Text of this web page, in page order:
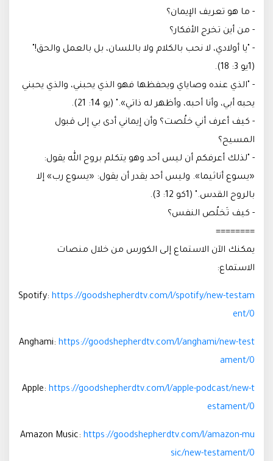
- ما هو تعريف الإيمان؟
- من أين تخرج الأفكار؟
- "يا أولادي، لا نحب بالكلام ولا باللسان، بل بالعمل والحق!"
(1يو 3: 18).
- "الذي عنده وصاياي ويحفظها فهو الذي يحبني، والذي يحبني
يحبه أبي، وأنا أحبه، وأظهر له ذاتي»." (يو 14: 21).
- كيف أعرف أني خلُصت؟ وأن إيماني أدى بي إلى قبول
المسيح؟
- "لذلك أعرفكم أن ليس أحد وهو يتكلم بروح الله يقول:
«يسوع أناثيما». وليس أحد يقدر أن يقول: «يسوع رب» إلا
بالروح القدس." (1كو 12: 3).
- كيف تَخلُص النفس؟
========
يمكنك الآن الاستماع إلى الكورس من خلال منصات
الاستماع:
Spotify: https://goodshepherdtv.com/l/spotify/new-testam
ent/0
Anghami: https://goodshepherdtv.com/l/anghami/new-test
ament/0
Apple: https://goodshepherdtv.com/l/apple-podcast/new-t
estament/0
Amazon Music: https://goodshepherdtv.com/l/amazon-mu
sic/new-testament/0